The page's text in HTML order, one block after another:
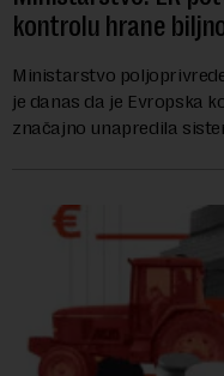
kontrolu hrane
Ministarstvo
je danas da je Evropska
značajno unapredila